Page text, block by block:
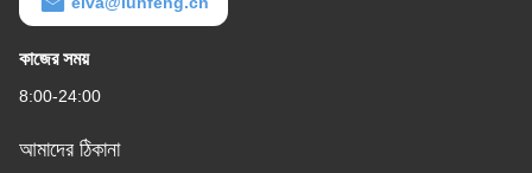
কাজের সময়
8:00-24:00
আমাদের ঠিকানা